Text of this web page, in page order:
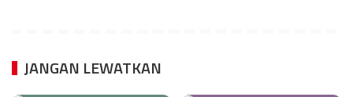
JANGAN LEWATKAN